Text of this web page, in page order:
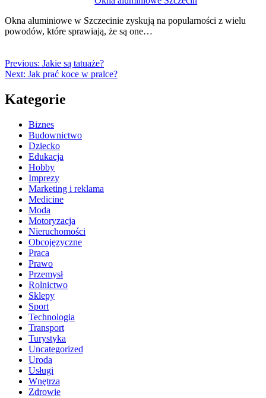
Okna aluminiowe w Szczecinie zyskują na popularności z wielu
powodów, które sprawiają, że są one…
Previous: Jakie są tatuaże?
Next: Jak prać koce w pralce?
Kategorie
Biznes
Budownictwo
Dziecko
Edukacja
Hobby
Imprezy
Marketing i reklama
Medicine
Moda
Motoryzacja
Nieruchomości
Obcojęzyczne
Praca
Prawo
Przemysł
Rolnictwo
Sklepy
Sport
Technologia
Transport
Turystyka
Uncategorized
Uroda
Usługi
Wnętrza
Zdrowie